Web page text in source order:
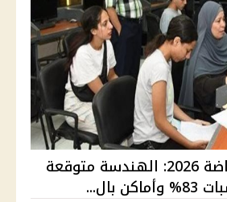
تنسيق علمي رياضة 2026: الهندسة متوقعة